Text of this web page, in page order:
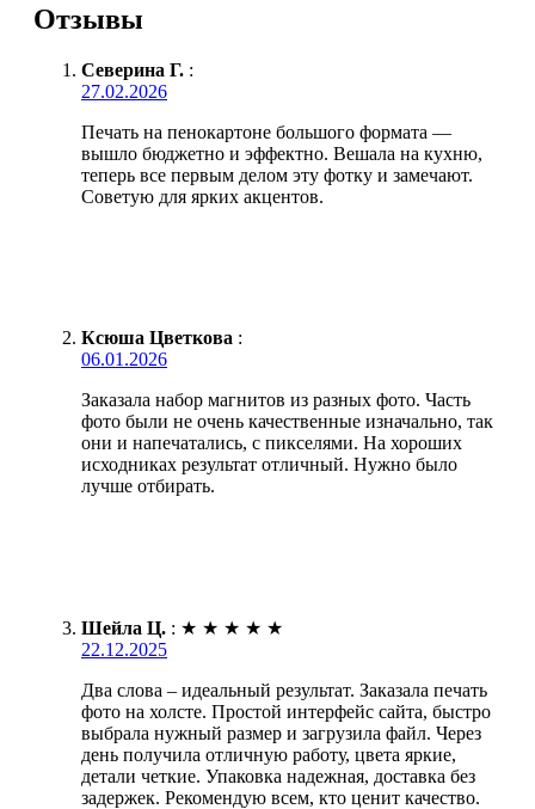
Отзывы
Северина Г. :
27.02.2026
Печать на пенокартоне большого формата —
вышло бюджетно и эффектно. Вешала на кухню,
теперь все первым делом эту фотку и замечают.
Советую для ярких акцентов.
Ксюша Цветкова :
06.01.2026
Заказала набор магнитов из разных фото. Часть
фото были не очень качественные изначально, так
они и напечатались, с пикселями. На хороших
исходниках результат отличный. Нужно было
лучше отбирать.
Шейла Ц. : ★ ★ ★ ★ ★
22.12.2025
Два слова – идеальный результат. Заказала печать
фото на холсте. Простой интерфейс сайта, быстро
выбрала нужный размер и загрузила файл. Через
день получила отличную работу, цвета яркие,
детали четкие. Упаковка надежная, доставка без
задержек. Рекомендую всем, кто ценит качество.